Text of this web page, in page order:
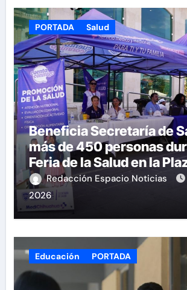
PORTADA Salud
Beneficia Secretaría de
más de 450 personas
Feria de la Salud en la
Armas
Redacción Espacio Noticias
2026
Educación PORTADA